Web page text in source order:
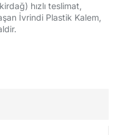
hızlı teslimat,
İvrindi Plastik Kalem,